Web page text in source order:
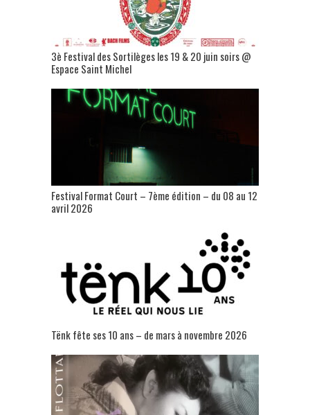
3è Festival des Sortilèges les 19 & 20 juin soirs @
Espace Saint Michel
Festival Format Court – 7ème édition – du 08 au 12
avril 2026
Tënk fête ses 10 ans – de mars à novembre 2026